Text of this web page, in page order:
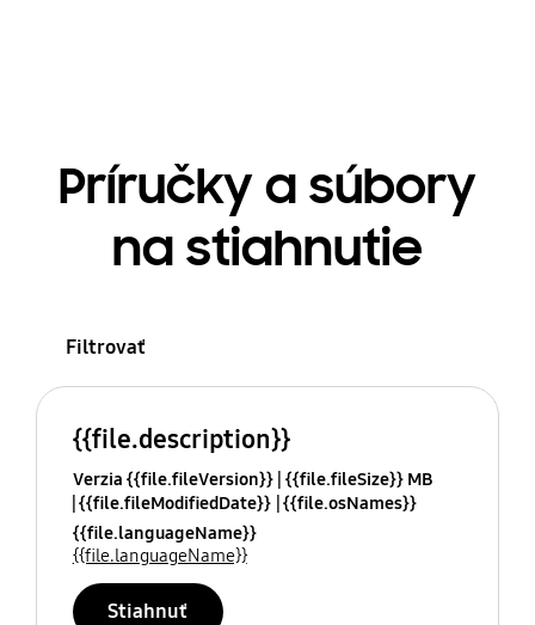
Príručky a súbory
na stiahnutie
Filtrovať
{{file.description}}
Verzia {{file.fileVersion}} {{file.fileSize}} MB
{{file.fileModifiedDate}} {{file.osNames}}
{{file.languageName}}
{{file.languageName}}
Stiahnuť